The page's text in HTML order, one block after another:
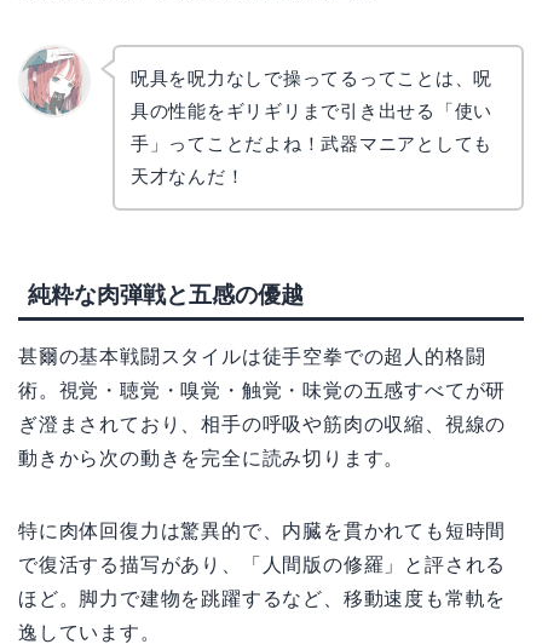
呪具を呪力なしで操ってるってことは、呪
具の性能をギリギリまで引き出せる「使い
手」ってことだよね！武器マニアとしても
天才なんだ！
純粋な肉弾戦と五感の優越
甚爾の基本戦闘スタイルは徒手空拳での超人的格闘
術。視覚・聴覚・嗅覚・触覚・味覚の五感すべてが研
ぎ澄まされており、相手の呼吸や筋肉の収縮、視線の
動きから次の動きを完全に読み切ります。
特に肉体回復力は驚異的で、内臓を貫かれても短時間
で復活する描写があり、「人間版の修羅」と評される
ほど。脚力で建物を跳躍するなど、移動速度も常軌を
逸しています。